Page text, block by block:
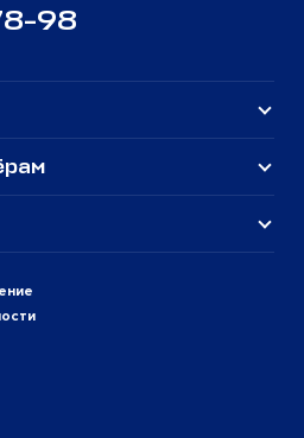
98